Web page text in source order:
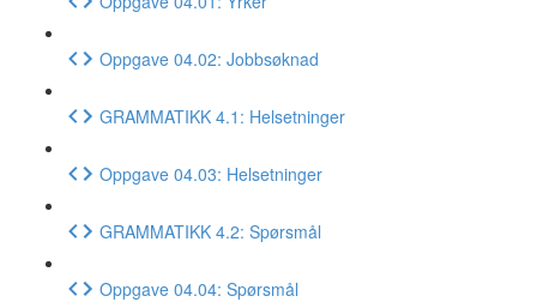
Oppgave 04.02: Jobbsøknad
GRAMMATIKK 4.1: Helsetninger
Oppgave 04.03: Helsetninger
GRAMMATIKK 4.2: Spørsmål
Oppgave 04.04: Spørsmål